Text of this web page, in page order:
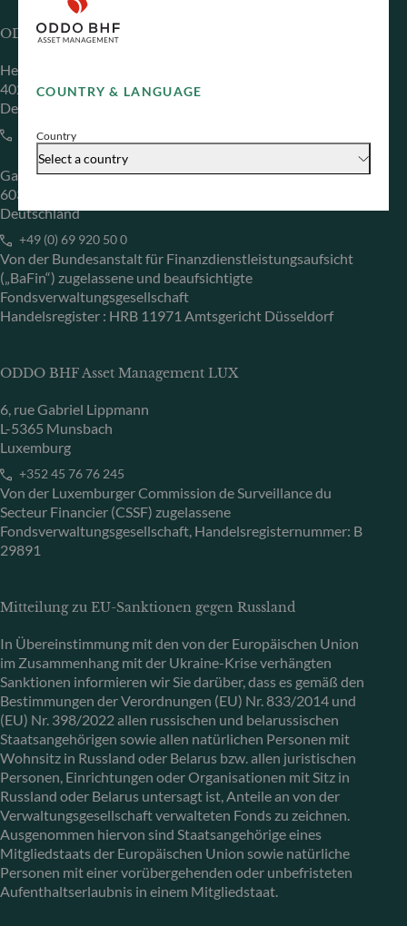
COUNTRY & LANGUAGE
Country
Select a country
ODDO BHF Asset Management GmbH
Herzogstraße 15
40217 Düsseldorf
Deutschland
+49 (0) 211 239 24 01
Gallusanlage 8
60329 Frankfurt am Main
Deutschland
+49 (0) 69 920 50 0
Von der Bundesanstalt für Finanzdienstleistungsaufsicht
(„BaFin“) zugelassene und beaufsichtigte
Fondsverwaltungsgesellschaft
Handelsregister : HRB 11971 Amtsgericht Düsseldorf
ODDO BHF Asset Management LUX
6, rue Gabriel Lippmann
L-5365 Munsbach
Luxemburg
+352 45 76 76 245
Von der Luxemburger Commission de Surveillance du
Secteur Financier (CSSF) zugelassene
Fondsverwaltungsgesellschaft, Handelsregisternummer: B
29891
Mitteilung zu EU-Sanktionen gegen Russland
In Übereinstimmung mit den von der Europäischen Union
im Zusammenhang mit der Ukraine-Krise verhängten
Sanktionen informieren wir Sie darüber, dass es gemäß den
Bestimmungen der Verordnungen (EU) Nr. 833/2014 und
(EU) Nr. 398/2022 allen russischen und belarussischen
Staatsangehörigen sowie allen natürlichen Personen mit
Wohnsitz in Russland oder Belarus bzw. allen juristischen
Personen, Einrichtungen oder Organisationen mit Sitz in
Russland oder Belarus untersagt ist, Anteile an von der
Verwaltungsgesellschaft verwalteten Fonds zu zeichnen.
Ausgenommen hiervon sind Staatsangehörige eines
Mitgliedstaats der Europäischen Union sowie natürliche
Personen mit einer vorübergehenden oder unbefristeten
Aufenthaltserlaubnis in einem Mitgliedstaat.